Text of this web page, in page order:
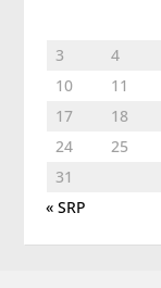
3
4
10
11
17
18
24
25
31
« SRP